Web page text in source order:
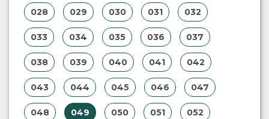
028 029 030 031 032
033 034 035 036 037
038 039 040 041 042
043 044 045 046 047
048 049 050 051 052